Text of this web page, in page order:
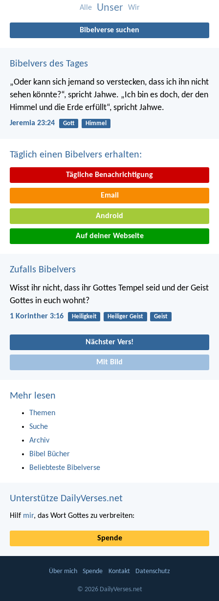
Alle Unser Wir
Bibelverse suchen
Bibelvers des Tages
„Oder kann sich jemand so verstecken, dass ich ihn nicht
sehen könnte?“, spricht Jahwe. „Ich bin es doch, der den
Himmel und die Erde erfüllt“, spricht Jahwe.
Jeremia 23:24 Gott Himmel
Täglich einen Bibelvers erhalten:
Tägliche Benachrichtigung
Email
Android
Auf deiner Webseite
Zufalls Bibelvers
Wisst ihr nicht, dass ihr Gottes Tempel seid und der Geist
Gottes in euch wohnt?
1 Korinther 3:16 Heiligkeit Heiliger Geist Geist
Nächster Vers!
Mit Bild
Mehr lesen
Themen
Suche
Archiv
Bibel Bücher
Beliebteste Bibelverse
Unterstütze DailyVerses.net
Hilf mir, das Wort Gottes zu verbreiten:
Spende
Über mich Spende Kontakt Datenschutz
© 2026 DailyVerses.net